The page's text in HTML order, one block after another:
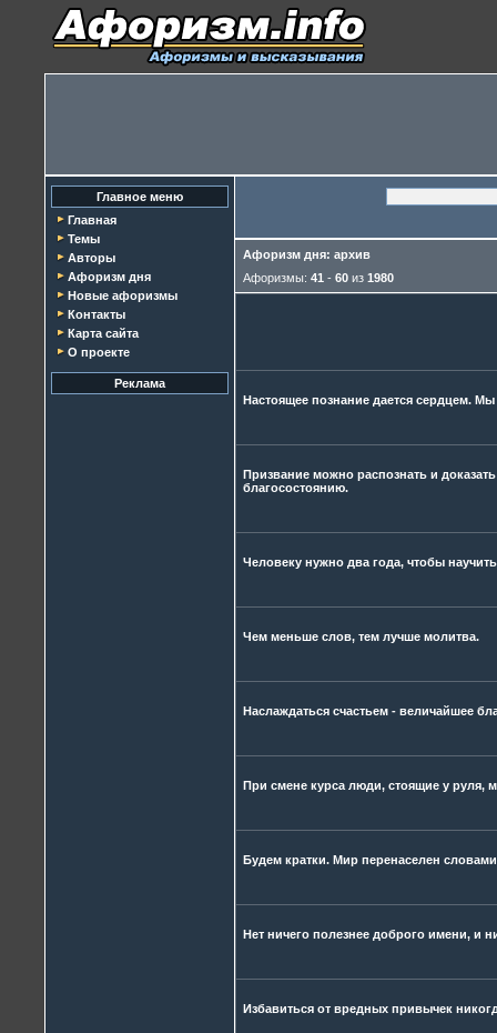
Главное меню
Главная
Темы
Авторы
Афоризм дня
Новые афоризмы
Контакты
Карта сайта
О проекте
Реклама
Афоризм дня: архив
Афоризмы: 41 - 60 из 1980
Настоящее познание дается сердцем.
Призвание можно распознать и
благосостоянию.
Человеку нужно два года, чтобы
Чем меньше слов, тем лучше молитва.
Наслаждаться счастьем - величайшее
При смене курса люди, стоящие у руля,
Будем кратки. Мир перенаселен
Нет ничего полезнее доброго имени, и
Избавиться от вредных привычек